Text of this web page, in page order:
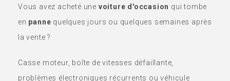
Vous avez acheté une voiture d'occasion qui tombe
en panne quelques jours ou quelques semaines après
la vente ?
Casse moteur, boîte de vitesses défaillante,
problèmes électroniques récurrents ou véhicule